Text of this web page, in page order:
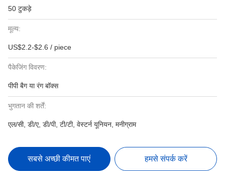
50 टुकड़े
मूल्य:
US$2.2-$2.6 / piece
पैकेजिंग विवरण:
पीपी बैग या रंग बॉक्स
भुगतान की शर्तें:
एल/सी, डी/ए, डी/पी, टी/टी, वेस्टर्न यूनियन, मनीग्राम
सबसे अच्छी कीमत पाएं हमसे संपर्क करें